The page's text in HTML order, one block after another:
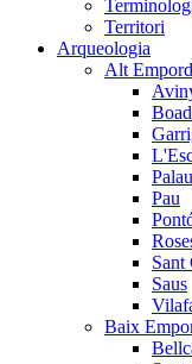
Territori
Arqueologia
Alt
Pau
Sant
Saus
Baix